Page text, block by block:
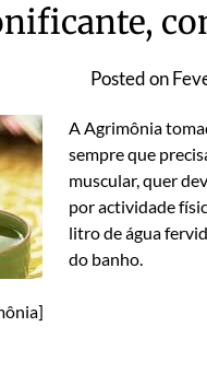
Posted on
A Agrimônia
sempre que
muscular, quer
por actividade
litro de água
do banho.